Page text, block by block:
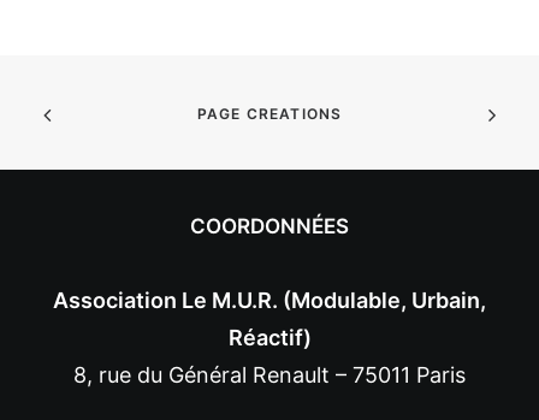
PAGE CREATIONS
COORDONNÉES
Association Le M.U.R. (Modulable, Urbain,
Réactif)
8, rue du Général Renault – 75011 Paris